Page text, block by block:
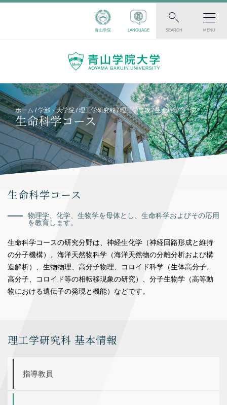
青山学院 LANGUAGE SEARCH MENU
ホーム 学部・大学院 理工学研究科 理工学専攻 生命科学コース
生命科学コース
生命科学コース
物理学、化学、生物学を母体とし、生命科学およびその応用
を教育します。
生命科学コースの研究分野は、神経生化学（神経回路形成と維持
の分子機構）、海洋天然物科学（海洋天然物の分離分析および構
造解析）、生物物理、高分子物理、コロイド科学（生体高分子、
高分子、コロイド等の相転移現象の研究）、分子生物学（高等動
物における遺伝子の発現と機能）などです。
理工学研究科 基本情報
指導教員